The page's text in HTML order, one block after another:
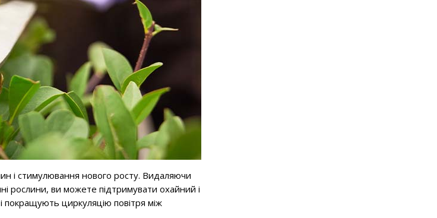
і стимулювання нового росту. Видаляючи
рослини, ви можете підтримувати охайний і
покращують циркуляцію повітря між